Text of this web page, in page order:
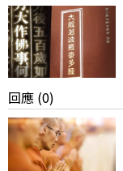
回應 (0)